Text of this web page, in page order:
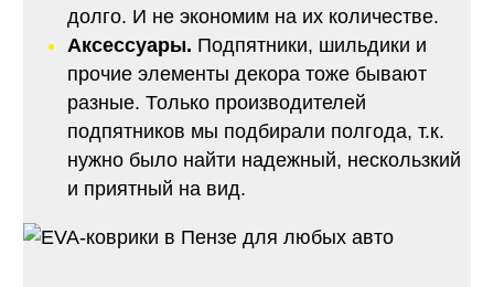
долго. И не экономим на их количестве.
Аксессуары. Подпятники, шильдики и
прочие элементы декора тоже бывают
разные. Только производителей
подпятников мы подбирали полгода, т.к.
нужно было найти надежный, нескользкий
и приятный на вид.